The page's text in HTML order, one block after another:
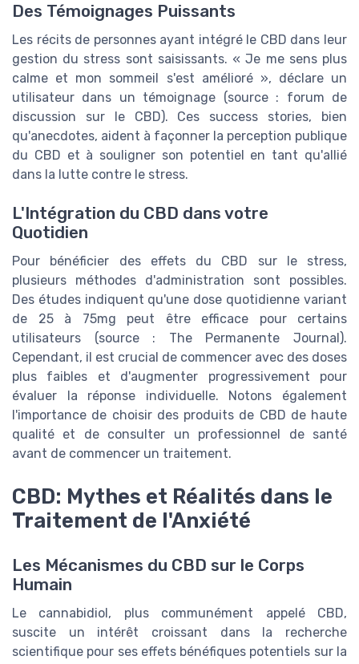
Des Témoignages Puissants
Les récits de personnes ayant intégré le CBD dans leur
gestion du stress sont saisissants. « Je me sens plus
calme et mon sommeil s'est amélioré », déclare un
utilisateur dans un témoignage (source : forum de
discussion sur le CBD). Ces success stories, bien
qu'anecdotes, aident à façonner la perception publique
du CBD et à souligner son potentiel en tant qu'allié
dans la lutte contre le stress.
L'Intégration du CBD dans votre
Quotidien
Pour bénéficier des effets du CBD sur le stress,
plusieurs méthodes d'administration sont possibles.
Des études indiquent qu'une dose quotidienne variant
de 25 à 75mg peut être efficace pour certains
utilisateurs (source : The Permanente Journal).
Cependant, il est crucial de commencer avec des doses
plus faibles et d'augmenter progressivement pour
évaluer la réponse individuelle. Notons également
l'importance de choisir des produits de CBD de haute
qualité et de consulter un professionnel de santé
avant de commencer un traitement.
CBD: Mythes et Réalités dans le
Traitement de l'Anxiété
Les Mécanismes du CBD sur le Corps
Humain
Le cannabidiol, plus communément appelé CBD,
suscite un intérêt croissant dans la recherche
scientifique pour ses effets bénéfiques potentiels sur la